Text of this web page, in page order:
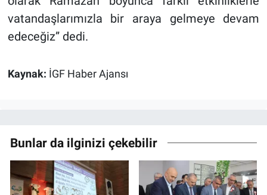
vatandaşlarımızla bir araya gelmeye devam
edeceğiz” dedi.
Kaynak: İGF Haber Ajansı
Bunlar da ilginizi çekebilir